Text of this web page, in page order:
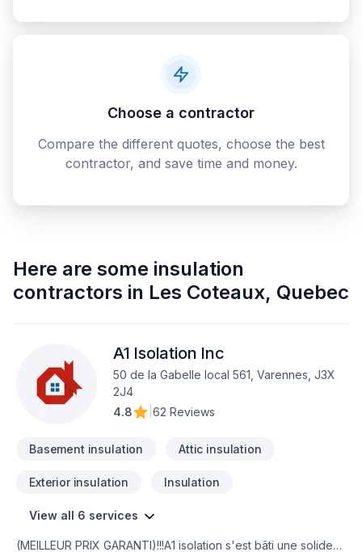
Choose a contractor
Compare the different quotes, choose the best
contractor, and save time and money.
Here are some insulation
contractors in Les Coteaux, Quebec
A1 Isolation Inc
50 de la Gabelle local 561, Varennes, J3X
2J4
4.8
62 Reviews
Basement insulation Attic insulation
Exterior insulation Insulation
View all 6 services
(MEILLEUR PRIX GARANTI)!!!A1 isolation s'est bâti une solide